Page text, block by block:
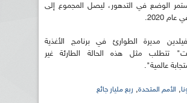
الوضع في التدهور، ليصل المجموع إلى
مديرة الطوارئ في برنامج الأغذية
تتطلب مثل هذه الحالة الطارئة غير
عالمية".
, الأمم المتحدة, ربع مليار جائع